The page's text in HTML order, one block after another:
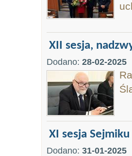
XII sesja,
Dodano: 28-02-2025
XI sesja Sejmiku
Dodano: 31-01-2025